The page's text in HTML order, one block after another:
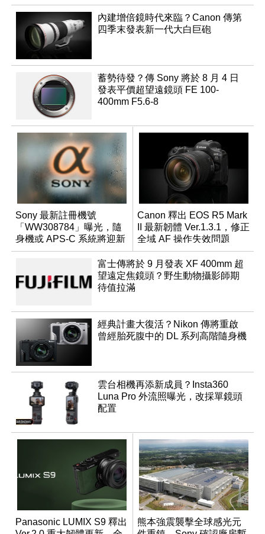
內建增倍鏡時代來臨？Canon 傳第
四季末發表新一代大白巨砲
蓄勢待發？傳 Sony 將於 8 月 4 日
發表平價超望遠鏡頭 FE 100-
400mm F5.6-8
Sony 最新註冊機號
「WW308784」曝光，隨
身機或 APS-C 系統將迎新
成員？
Canon 釋出 EOS R5 Mark
II 最新韌體 Ver.1.3.1，修正
全域 AF 操作失效問題
富士傳將於 9 月發表 XF 400mm 超
望遠定焦鏡頭？野生動物攝影師期
待值拉滿
經典計畫大復活？Nikon 傳將重啟
曾經胎死腹中的 DL 系列高階隨身機
雲台相機再添新成員？Insta360
Luna Pro 外流照曝光，改採單鏡頭
配置
Panasonic LUMIX S9 釋出
熊本強震襲擊全球感光元